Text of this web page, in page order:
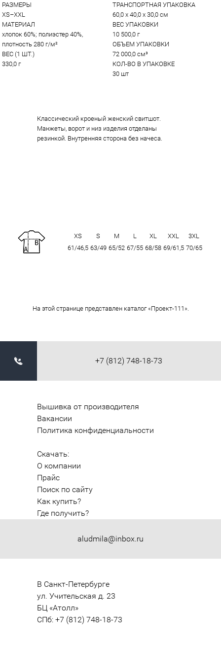
РАЗМЕРЫ
XS–XXL
МАТЕРИАЛ
хлопок 60%; полиэстер 40%,
плотность 280 г/м²
ВЕС (1 ШТ.)
330,0 г
ТРАНСПОРТНАЯ УПАКОВКА
60,0 x 40,0 x 30,0 см
ВЕС УПАКОВКИ
10 500,0 г
ОБЪЕМ УПАКОВКИ
72 000,0 см³
КОЛ-ВО В УПАКОВКЕ
30 шт
Классический кроеный женский свитшот.
Манжеты, ворот и низ изделия отделаны
резинкой. Внутренняя сторона без начеса.
XS S M L XL XXL
3XL
61/46,5 63/49 65/52 67/55 68/58 69/61,5 70/65
На этой странице представлен каталог «Проект-111».
+7 (812) 748-18-73
aludmila@inbox.ru
Вышивка от производителя
Вакансии
Политика конфиденциальности
Скачать:
О компании
Прайс
Поиск по сайту
Как купить?
Где получить?
В Санкт-Петербурге
ул. Учительская д. 23
БЦ «Атолл»
СПб: +7 (812) 748-18-73